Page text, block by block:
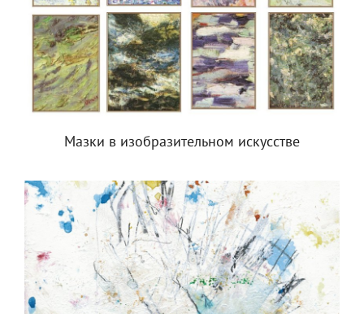
Мазки в изобразительном искусстве